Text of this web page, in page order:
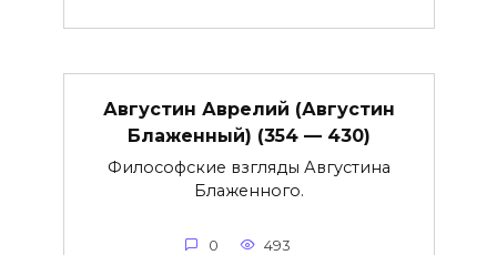
Августин Аврелий (Августин
Блаженный) (354 — 430)
Философские взгляды Августина
Блаженного.
0 493